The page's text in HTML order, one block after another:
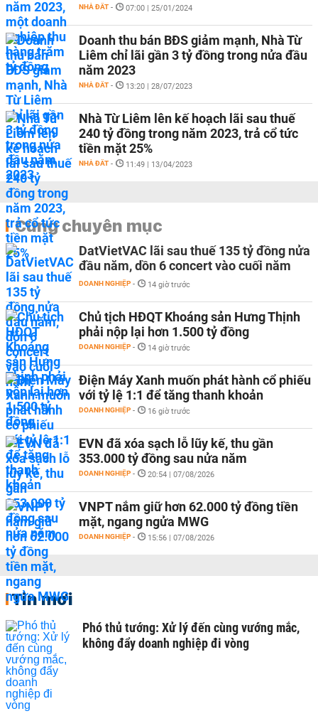
NHÀ ĐẤT - 07:00 | 25/01/2024
Doanh thu bán BĐS giảm mạnh, Nhà Từ
Liêm chỉ lãi gần 3 tỷ đồng trong nửa đầu
năm 2023
NHÀ ĐẤT - 13:20 | 28/07/2023
Nhà Từ Liêm lên kế hoạch lãi sau thuế
240 tỷ đồng trong năm 2023, trả cổ tức
tiền mặt 25%
NHÀ ĐẤT - 11:49 | 13/04/2023
Cùng chuyên mục
DatVietVAC lãi sau thuế 135 tỷ đồng nửa
đầu năm, dồn 6 concert vào cuối năm
DOANH NGHIỆP - 14 giờ trước
Chủ tịch HĐQT Khoáng sản Hưng Thịnh
phải nộp lại hơn 1.500 tỷ đồng
DOANH NGHIỆP - 14 giờ trước
Điện Máy Xanh muốn phát hành cổ phiếu
với tỷ lệ 1:1 để tăng thanh khoản
DOANH NGHIỆP - 16 giờ trước
EVN đã xóa sạch lỗ lũy kế, thu gần
353.000 tỷ đồng sau nửa năm
DOANH NGHIỆP - 20:54 | 07/08/2026
VNPT nắm giữ hơn 62.000 tỷ đồng tiền
mặt, ngang ngửa MWG
DOANH NGHIỆP - 15:56 | 07/08/2026
Tin mới
Phó thủ tướng: Xử lý đến cùng vướng mắc,
không đẩy doanh nghiệp đi vòng